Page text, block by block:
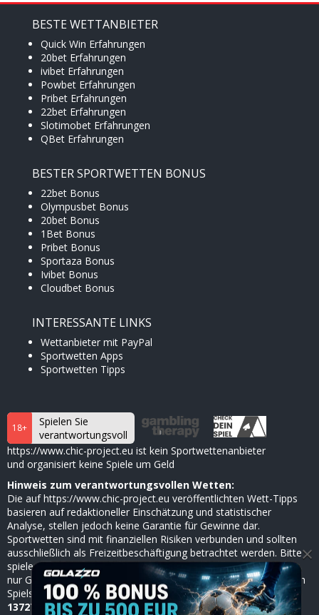
BESTE WETTANBIETER
Quick Win Erfahrungen
20bet Erfahrungen
ivibet Erfahrungen
Powbet Erfahrungen
Pribet Erfahrungen
22bet Erfahrungen
Slotimobet Erfahrungen
QBet Erfahrungen
BESTER SPORTWETTEN BONUS
22bet Bonus
Olympusbet Bonus
20bet Bonus
1Bet Bonus
Pribet Bonus
Sportaza Bonus
Ivibet Bonus
Cloudbet Bonus
INTERESSANTE LINKS
Wettanbieter mit PayPal
Sportwetten Apps
Sportwetten Tipps
18+
Spielen Sie
verantwortungsvoll
https://www.chic-project.eu ist kein Sportwettenanbieter
und organisiert keine Spiele um Geld
Hinweis zum verantwortungsvollen Wetten:
Die auf https://www.chic-project.eu veröffentlichten Wett-Tipps
basieren auf redaktioneller Einschätzung und statistischer
Analyse, stellen jedoch keine Garantie für Gewinne dar.
Sportwetten sind mit finanziellen Risiken verbunden und sollten
ausschließlich als Freizeitbeschäftigung betrachtet werden. Bitte
spiele verantwortungsbewusst, setze dir klare Limits und nutze
nur Geld, dessen Verlust du verkraften kannst. Bei Anzeichen von
Spielsucht hilft dieBZgAanonym und kostenlos unter0800
1372700(ab 18 Jahren).
×